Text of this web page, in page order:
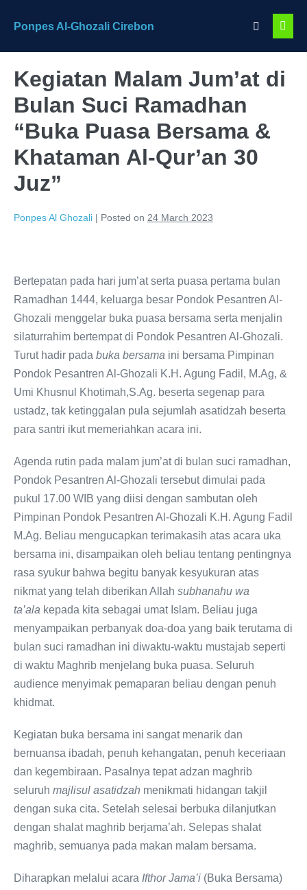
Ponpes Al-Ghozali Cirebon
Search
Menu
Kegiatan Malam Jum’at di
Bulan Suci Ramadhan
“Buka Puasa Bersama &
Khataman Al-Qur’an 30
Juz”
Ponpes Al Ghozali | Posted on 24 March 2023
Bertepatan pada hari jum’at serta puasa pertama bulan
Ramadhan 1444, keluarga besar Pondok Pesantren Al-
Ghozali menggelar buka puasa bersama serta menjalin
silaturrahim bertempat di Pondok Pesantren Al-Ghozali.
Turut hadir pada buka bersama ini bersama Pimpinan
Pondok Pesantren Al-Ghozali K.H. Agung Fadil, M.Ag, &
Umi Khusnul Khotimah,S.Ag. beserta segenap para
ustadz, tak ketinggalan pula sejumlah asatidzah beserta
para santri ikut memeriahkan acara ini.
Agenda rutin pada malam jum’at di bulan suci ramadhan,
Pondok Pesantren Al-Ghozali tersebut dimulai pada
pukul 17.00 WIB yang diisi dengan sambutan oleh
Pimpinan Pondok Pesantren Al-Ghozali K.H. Agung Fadil
M.Ag. Beliau mengucapkan terimakasih atas acara uka
bersama ini, disampaikan oleh beliau tentang pentingnya
rasa syukur bahwa begitu banyak kesyukuran atas
nikmat yang telah diberikan Allah subhanahu wa
ta’ala kepada kita sebagai umat Islam. Beliau juga
menyampaikan perbanyak doa-doa yang baik terutama di
bulan suci ramadhan ini diwaktu-waktu mustajab seperti
di waktu Maghrib menjelang buka puasa. Seluruh
audience menyimak pemaparan beliau dengan penuh
khidmat.
Kegiatan buka bersama ini sangat menarik dan
bernuansa ibadah, penuh kehangatan, penuh keceriaan
dan kegembiraan. Pasalnya tepat adzan maghrib
seluruh majlisul asatidzah menikmati hidangan takjil
dengan suka cita. Setelah selesai berbuka dilanjutkan
dengan shalat maghrib berjama’ah. Selepas shalat
maghrib, semuanya pada makan malam bersama.
Diharapkan melalui acara Ifthor Jama’i (Buka Bersama)